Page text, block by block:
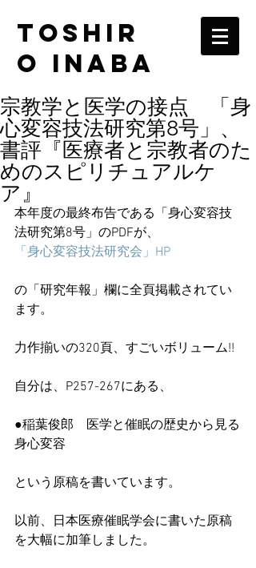
TOSHIR
O INABA
宗教学と医学の接点 「身
心変容技法研究第8号」、
書評『医療者と宗教者のた
めのスピリチュアルケ
ア』
本年度の最終布告である「身心変容技
法研究第8号」のPDFが、
「身心変容技法研究会」HP
の「研究年報」欄に全頁掲載されてい
ます。
力作揃いの320頁、すごいボリューム!!
自分は、P257-267にある、
●稲葉俊郎　医学と催眠の歴史から見る
身心変容
という原稿を書いています。
以前、日本医療催眠学会に書いた原稿
を大幅に加筆しました。